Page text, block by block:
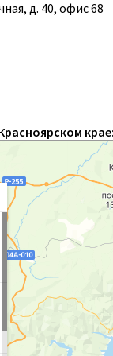
д. 40, офис 68